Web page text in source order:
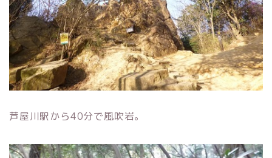
芦屋川駅から40分で風吹岩。